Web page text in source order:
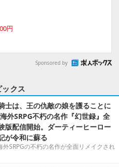
円
Sponsored by
ックス
士は、王の仇敵の娘を護ることに
外SRPG不朽の名作『幻世録』全
版配信開始。ダーティーヒーロー
が令和に蘇る
SRPGの不朽の名作が全面リメイクされ